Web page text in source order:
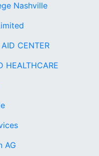
Nashville
CENTER
HEALTHCARE
AG